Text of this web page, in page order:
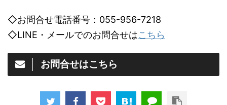
◇お問合せ電話番号：055-956-7218
◇LINE・メールでのお問合せはこちら
お問合せはこちら